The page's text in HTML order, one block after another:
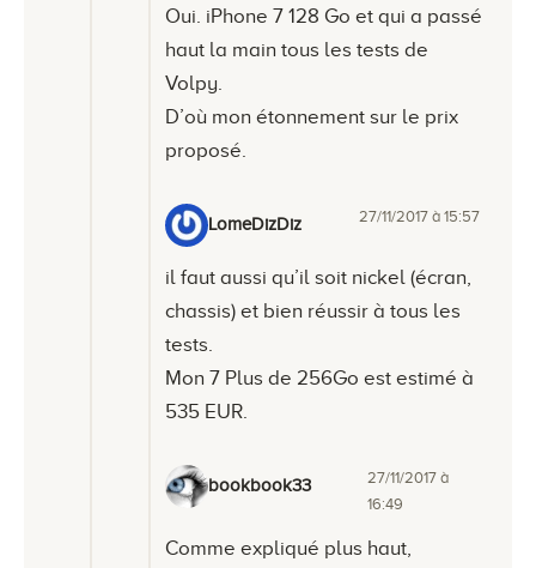
Oui. iPhone 7 128 Go et qui a passé
haut la main tous les tests de
Volpy.
D’où mon étonnement sur le prix
proposé.
LomeDizDiz 27/11/2017 à 15:57
il faut aussi qu’il soit nickel (écran,
chassis) et bien réussir à tous les
tests.
Mon 7 Plus de 256Go est estimé à
535 EUR.
bookbook33
27/11/2017 à
16:49
Comme expliqué plus haut,